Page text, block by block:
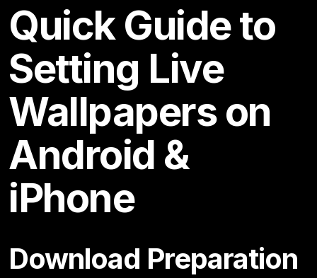
Quick Guide to
Setting Live
Wallpapers on
Android &
iPhone
Download Preparation